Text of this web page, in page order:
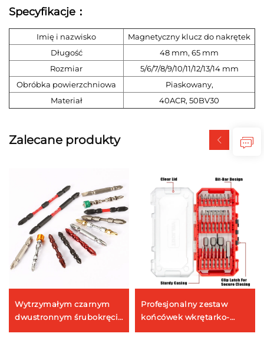
Specyfikacje：
Imię i nazwisko
Magnetyczny klucz do nakrętek
Długość
48 mm, 65 mm
Rozmiar
5/6/7/8/9/10/11/12/13/14 mm
Obróbka powierzchniowa
Piaskowany,
Materiał
40ACR, 50BV30
Zalecane produkty
Wytrzymałym czarnym
dwustronnym śrubokręcie
Profesjonalny zestaw
końcówek wkrętarko-